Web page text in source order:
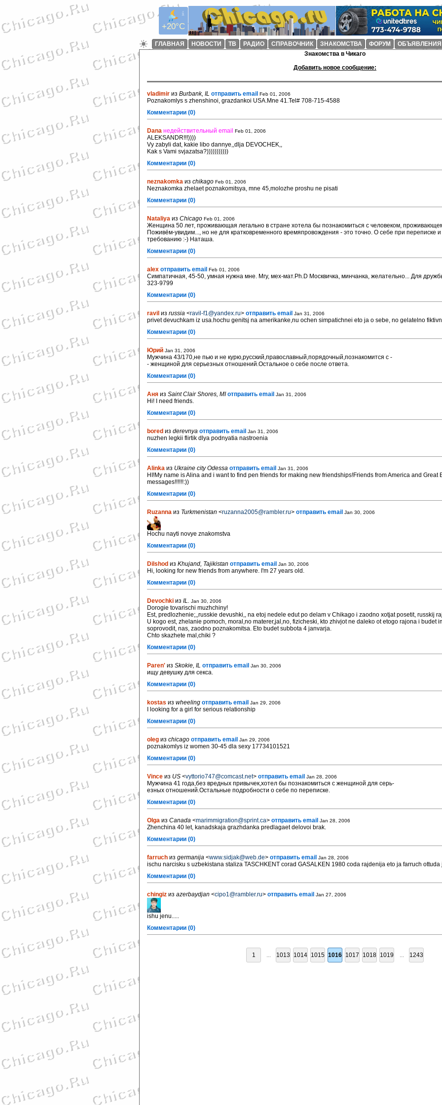
+20°C
ГЛАВНАЯ НОВОСТИ ТВ РАДИО СПРАВОЧНИК ЗНАКОМСТВА ФОРУМ
ОБЪЯВЛЕНИЯ
Знакомства в Чикаго
Добавить новое сообщение:
vladimir из Burbank, IL отправить email Feb 01, 2006
Poznakomlys s zhenshinoi, grazdankoi USA.Mne 41.Tel# 708-715-4588
Комментарии (0)
Dana недействительный email Feb 01, 2006
ALEKSANDR!!!))))
Vy zabyli dat, kakie libo dannye,,dlja DEVOCHEK,,
Kak s Vami svjazatsa?)))))))))))
Комментарии (0)
neznakomka из chikago Feb 01, 2006
Neznakomka zhelaet poznakomitsya, mne 45,molozhe proshu ne pisati
Комментарии (0)
Nataliya из Chicago Feb 01, 2006
Женщина 50 лет, проживающая легально в стране хотела бы познакомиться с человеком,
Поживём-увидим..., но не для кратковременного времяпровождения - это точно. О себе при переписке
требованию :-) Наташа.
Комментарии (0)
alex отправить email Feb 01, 2006
Симпатичная, 45-50, умная нужна мне. Мгу, мех-мат.Ph.D Москвичка, минчанка, желательно... Для
323-9799
Комментарии (0)
ravil из russia <ravil-f1@yandex.ru> отправить email Jan 31, 2006
privet devuchkam iz usa.hochu genitsj na amerikanke,nu ochen simpatichnei eto ja o sebe, no gelatelno
Комментарии (0)
Юрий Jan 31, 2006
Мужчина 43/170,не пью и не курю,русский,православный,порядочный,познакомится с -
- женщиной для серьезных отношений.Остальное о себе после ответа.
Комментарии (0)
Аня из Saint Clair Shores, MI отправить email Jan 31, 2006
Hi! I need friends.
Комментарии (0)
bored из derevnya отправить email Jan 31, 2006
nuzhen legkii flirtik dlya podnyatia nastroenia
Комментарии (0)
Alinka из Ukraine city Odessa отправить email Jan 31, 2006
HI!My name is Alina and i want to find pen friends for making new friendships!Friends from America and Great
messages!!!!!!:))
Комментарии (0)
Ruzanna из Turkmenistan <ruzanna2005@rambler.ru> отправить email Jan 30, 2006
Hochu nayti novye znakomstva
Комментарии (0)
Dilshod из Khujand, Tajikistan отправить email Jan 30, 2006
Hi, looking for new friends from anywhere. I'm 27 years old.
Комментарии (0)
Devochki из IL. Jan 30, 2006
Dorogie tovarischi muzhchiny!
Est, predlozhenie;,,russkie devushki,, na etoj nedele edut po delam v Chikago i zaodno xotjat posetit, russkij
U kogo est, zhelanie pomoch, moral,no materer,jal,no, fizicheski, kto zhivjot ne daleko ot etogo rajona i budet
soprovodit, nas, zaodno poznakomitsa. Eto budet subbota 4 janvarja.
Chto skazhete mal,chiki ?
Комментарии (0)
Paren' из Skokie, IL отправить email Jan 30, 2006
ищу девушку для секса.
Комментарии (0)
kostas из wheeling отправить email Jan 29, 2006
I looking for a girl for serious relationship
Комментарии (0)
oleg из chicago отправить email Jan 29, 2006
poznakomlys iz women 30-45 dla sexy 17734101521
Комментарии (0)
Vince из US <vyttorio747@comcast.net> отправить email Jan 28, 2006
Мужчина 41 года,без вредных привычек,хотел бы познакомиться с женщиной для серь-
езных отношений.Остальные подробности о себе по переписке.
Комментарии (0)
Olga из Canada <marimmigration@sprint.ca> отправить email Jan 28, 2006
Zhenchina 40 let, kanadskaja grazhdanka predlagaet delovoi brak.
Комментарии (0)
farruch из germanija <www.sidjak@web.de> отправить email Jan 28, 2006
ischu narcisku s uzbekistana staliza TASCHKENT corad GASALKEN 1980 coda rajdenija eto ja farruch ottuda
Комментарии (0)
chingiz из azerbaydjan <cipo1@rambler.ru> отправить email Jan 27, 2006
ishu jenu.....
Комментарии (0)
1 ... 1013 1014 1015 1016 1017 1018 1019 ... 1243